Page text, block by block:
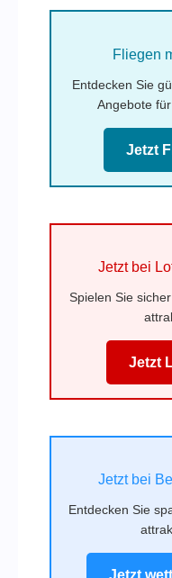
Fliegen
Entdecken Sie
Angebote
Jetzt
Jetzt bei
Spielen Sie
Jetzt
Jetzt bei
Entdecken Sie
Jetzt